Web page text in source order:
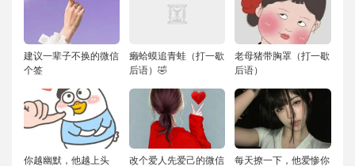
建议一辈子不换的微信
个签
癞蛤蟆追青蛙（打一歇
后语）🤣
老母猪带胸罩（打一歇
后语）
你越幽默，他越上头 改个爱人先爱己的微信 每天撩一下，他爱惨你